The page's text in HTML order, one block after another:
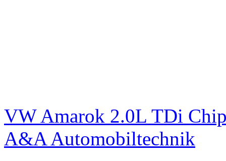
VW Amarok 2.0L TDi
A&A Automobiltechnik